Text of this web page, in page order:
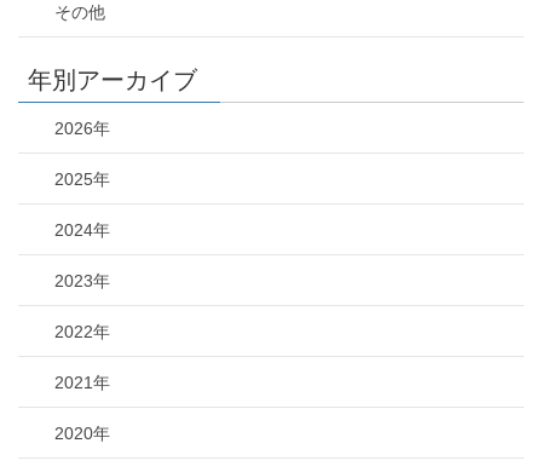
その他
年別アーカイブ
2026年
2025年
2024年
2023年
2022年
2021年
2020年